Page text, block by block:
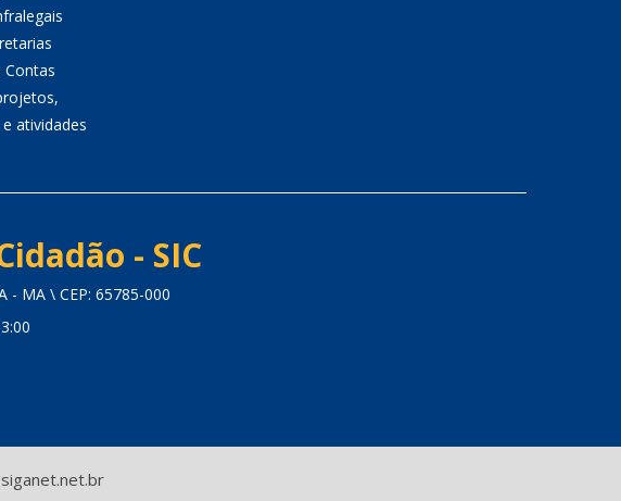
Contas
atividades
- SIC
- MA \ CEP: 65785-000